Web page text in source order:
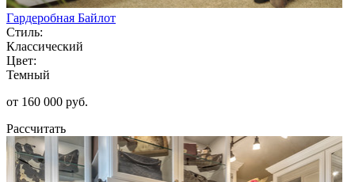
Гардеробная Байлот
Стиль:
Классический
Цвет:
Темный
от 160 000 руб.
Рассчитать